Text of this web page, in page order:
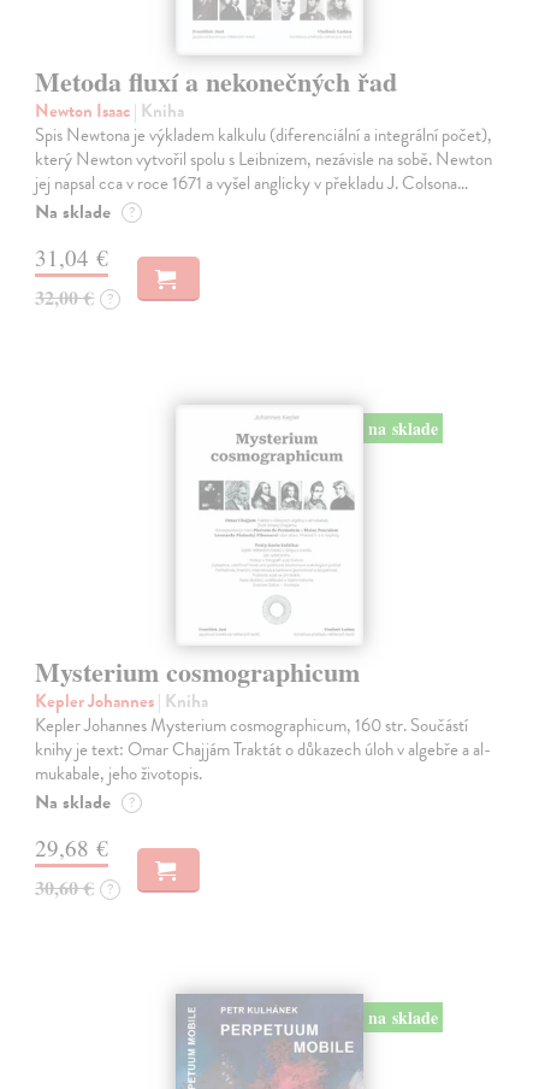
Metoda fluxí a nekonečných řad
Newton Isaac| Kniha
Spis Newtona je výkladem kalkulu (diferenciální a integrální počet),
který Newton vytvořil spolu s Leibnizem, nezávisle na sobě. Newton
jej napsal cca v roce 1671 a vyšel anglicky v překladu J. Colsona…
Na sklade ?
31,04 €
32,00 € ?
na sklade
Mysterium cosmographicum
Kepler Johannes| Kniha
Kepler Johannes Mysterium cosmographicum, 160 str. Součástí
knihy je text: Omar Chajjám Traktát o důkazech úloh v algebře a al-
mukabale, jeho životopis.
Na sklade ?
29,68 €
30,60 € ?
na sklade